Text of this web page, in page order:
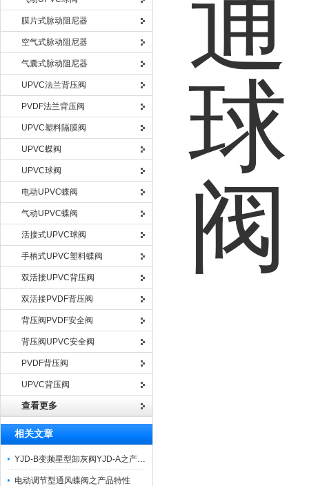
膜片式脉动阻尼器
空气式脉动阻尼器
气囊式脉动阻尼器
UPVC法兰背压阀
PVDF法兰背压阀
UPVC塑料隔膜阀
UPVC蝶阀
UPVC球阀
电动UPVC蝶阀
气动UPVC蝶阀
活接式UPVC球阀
手柄式UPVC塑料蝶阀
双活接UPVC背压阀
双活接PVDF背压阀
背压阀PVDF安全阀
背压阀UPVC安全阀
PVDF背压阀
UPVC背压阀
查看更多
相关文章
YJD-B变频星型卸灰阀YJD-A之产品特点及工作原理
电动调节型通风蝶阀之产品特性